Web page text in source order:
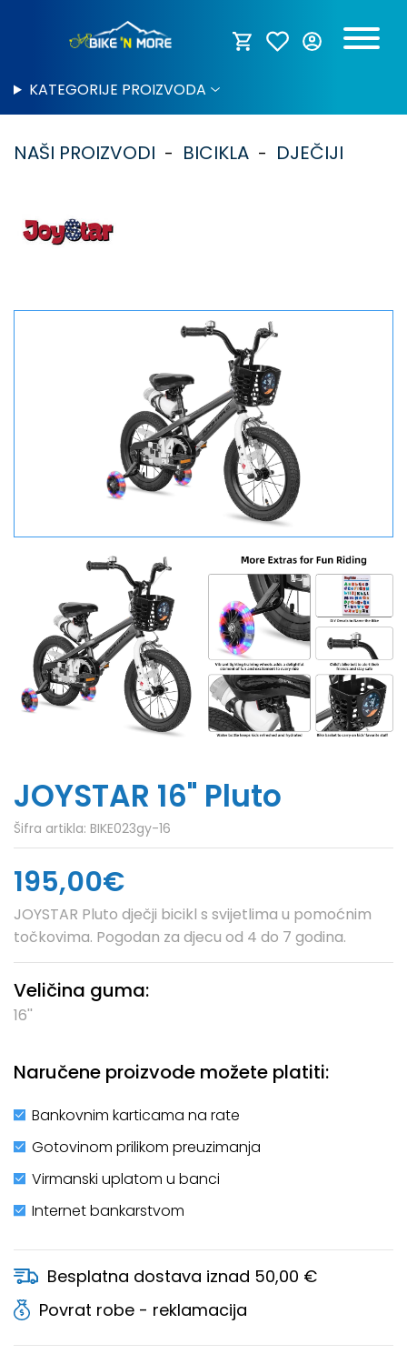
KATEGORIJE PROIZVODA
NAŠI PROIZVODI BICIKLA DJEČIJI
JOYSTAR 16" Pluto
Šifra artikla: BIKE023gy-16
195,00€
JOYSTAR Pluto dječji bicikl s svijetlima u pomoćnim
točkovima. Pogodan za djecu od 4 do 7 godina.
Veličina guma:
16''
Naručene proizvode možete platiti:
Bankovnim karticama na rate
Gotovinom prilikom preuzimanja
Virmanski uplatom u banci
Internet bankarstvom
Besplatna dostava iznad 50,00 €
Povrat robe - reklamacija